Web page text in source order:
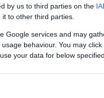
by us to third parties on the
to other third parties.
Google services and may
behaviour. You may
your data for below
με την
φορά στην
αποτελεί
το ελληνικό